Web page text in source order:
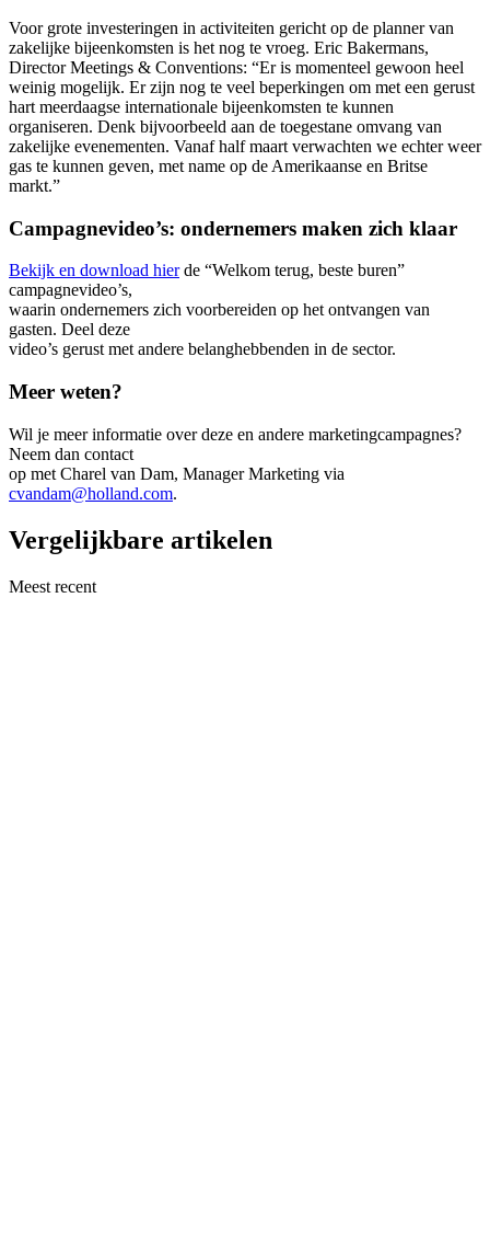
Voor grote investeringen in activiteiten gericht op de planner van
zakelijke bijeenkomsten is het nog te vroeg. Eric Bakermans,
Director Meetings & Conventions: “Er is momenteel gewoon heel
weinig mogelijk. Er zijn nog te veel beperkingen om met een gerust
hart meerdaagse internationale bijeenkomsten te kunnen
organiseren. Denk bijvoorbeeld aan de toegestane omvang van
zakelijke evenementen. Vanaf half maart verwachten we echter weer
gas te kunnen geven, met name op de Amerikaanse en Britse
markt.”
Campagnevideo’s: ondernemers maken zich klaar
Bekijk en download hierde “Welkom terug, beste buren”
campagnevideo’s,
waarin ondernemers zich voorbereiden op het ontvangen van
gasten. Deel deze
video’s gerust met andere belanghebbenden in de sector.
Meer weten?
Wil je meer informatie over deze en andere marketingcampagnes?
Neem dan contact
op met Charel van Dam, Manager Marketing via
cvandam@holland.com.
Vergelijkbare artikelen
Meest recent